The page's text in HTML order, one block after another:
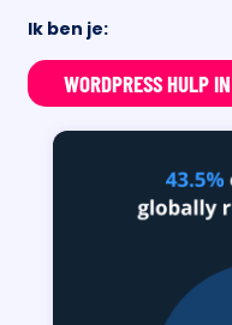
Ik ben je:
WORDPRESS HULP